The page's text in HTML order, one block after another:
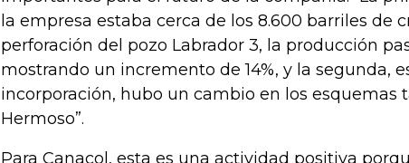
la empresa estaba cerca de los 8.600 barriles de
perforación del pozo Labrador 3, la producción
mostrando un incremento de 14%, y la segunda,
incorporación, hubo un cambio en los esquemas
Hermoso”.
Para Canacol, esta es una actividad positiva